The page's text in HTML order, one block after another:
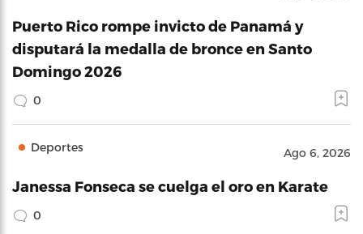
Puerto Rico rompe invicto de Panamá y
disputará la medalla de bronce en Santo
Domingo 2026
0
Deportes Ago 6, 2026
Janessa Fonseca se cuelga el oro en Karate
0